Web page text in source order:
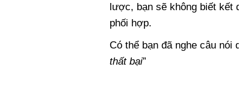
lược, bạn sẽ không biết kết
phối hợp.
Có thể bạn đã nghe câu nói
thất bại”